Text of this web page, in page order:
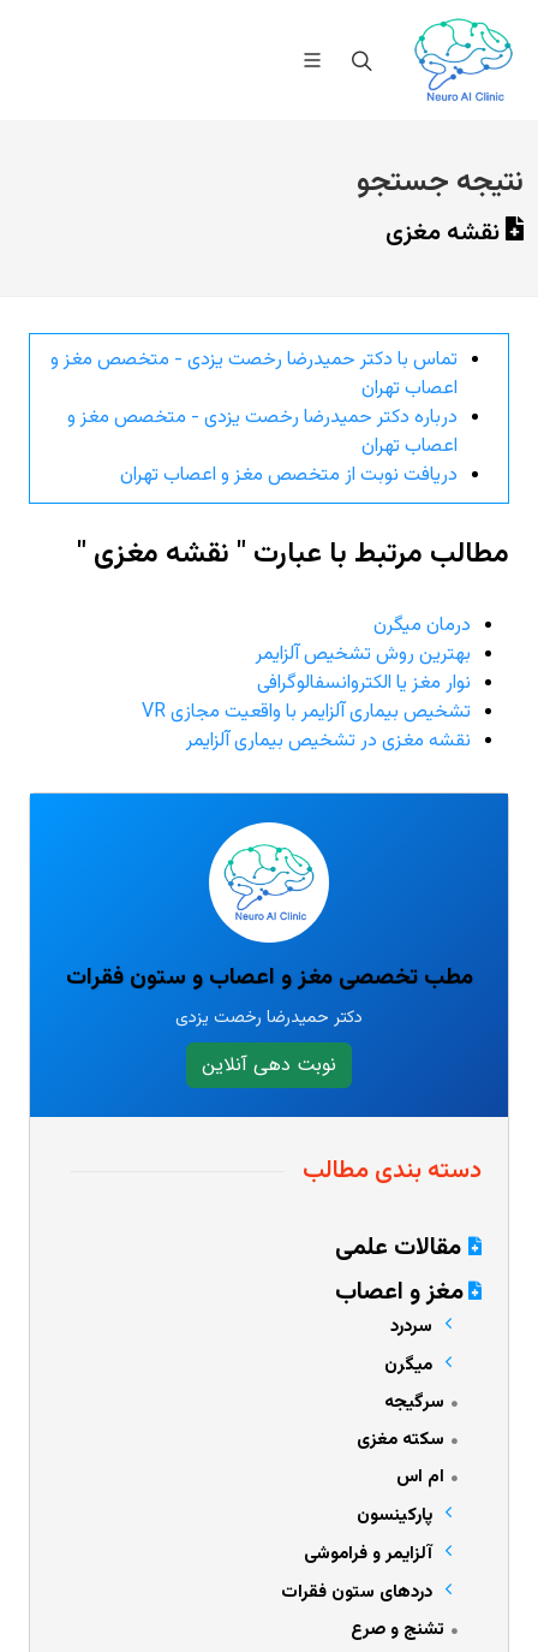
نتیجه جستجو
نقشه مغزی
تماس با دکتر حمیدرضا رخصت یزدی - متخصص مغز و
اعصاب تهران
درباره دکتر حمیدرضا رخصت یزدی - متخصص مغز و
اعصاب تهران
دریافت نوبت از متخصص مغز و اعصاب تهران
مطالب مرتبط با عبارت " نقشه مغزی "
درمان میگرن
بهترین روش تشخیص آلزایمر
نوار مغز یا الکتروانسفالوگرافی
تشخیص بیماری آلزایمر با واقعیت مجازی VR
نقشه مغزی در تشخیص بیماری آلزایمر
مطب تخصصی مغز و اعصاب و ستون فقرات
دکتر حمیدرضا رخصت یزدی
نوبت دهی آنلاین
دسته بندی مطالب
مقالات علمی
مغز و اعصاب
سردرد
میگرن
سرگیجه
سکته مغزی
ام اس
پارکینسون
آلزایمر و فراموشی
دردهای ستون فقرات
تشنج و صرع